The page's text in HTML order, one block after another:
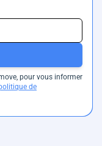
pour vous informer
de